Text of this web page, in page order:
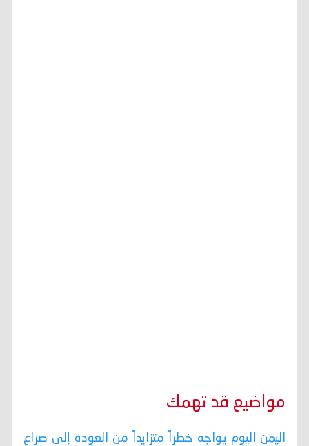
مواضيع قد تهمك
اليمن اليوم يواجه خطراً متزايداً من العودة إلى صراع